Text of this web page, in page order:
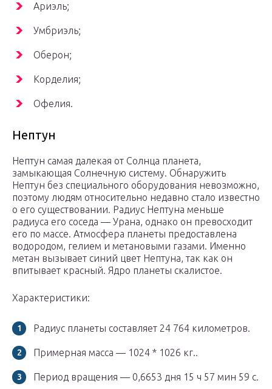
Ариэль;
Умбриэль;
Оберон;
Корделия;
Офелия.
Нептун
Нептун самая далекая от Солнца планета,
замыкающая Солнечную систему. Обнаружить
Нептун без специального оборудования невозможно,
поэтому людям относительно недавно стало известно
о его существовании. Радиус Нептуна меньше
радиуса его соседа — Урана, однако он превосходит
его по массе. Атмосфера планеты предоставлена
водородом, гелием и метановыми газами. Именно
метан вызывает синий цвет Нептуна, так как он
впитывает красный. Ядро планеты скалистое.
Характеристики:
Радиус планеты составляет 24 764 километров.
Примерная масса — 1024 * 1026 кг..
Период вращения — 0,6653 дня 15 ч 57 мин 59 с.